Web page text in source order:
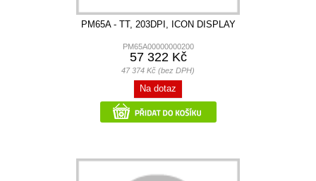
PM65A - TT, 203DPI, ICON DISPLAY
PM65A00000000200
57 322 Kč
47 374 Kč (bez DPH)
Na dotaz